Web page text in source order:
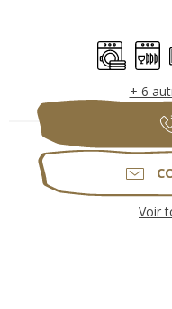
Lave linge
Lave
+ 6
Voir